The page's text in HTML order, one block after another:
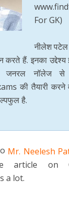
For GK)
नीलेश
करते हैं. इनका
जनरल नॉलेज से
की तैयारी
है.
Mr. Neelesh
article on
a lot.